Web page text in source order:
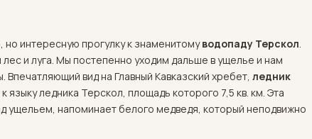
интересную прогулку к знаменитомуводопаду Терскол
и луга. Мы постепенно уходим дальше в ущелье и нам
Впечатляющий вид на Главный Кавказский хребет, ледник
языку ледника Терскол, площадь которого 7,5 кв. км. Эта
ущельем, напоминает белого медведя, который неподвижно